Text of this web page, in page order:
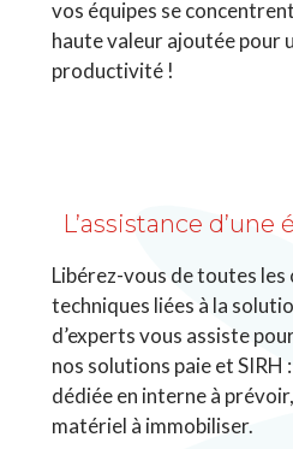
vos équipes se
haute valeur ajoutée pour
productivité !
L’assistance d’une
Libérez-vous de toutes
techniques liées à la
d’experts vous assiste
nos solutions paie et SIRH
dédiée en interne à
matériel à immobiliser.